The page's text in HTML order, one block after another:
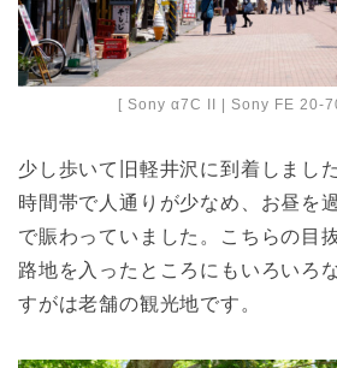
[ Sony α7C II | Sony FE 20-
少し歩いて旧軽井沢に到着しまし
時間帯で人通りが少なめ、お昼を
で賑わっていました。こちらの目
路地を入ったところにもいろいろ
すがは老舗の観光地です。